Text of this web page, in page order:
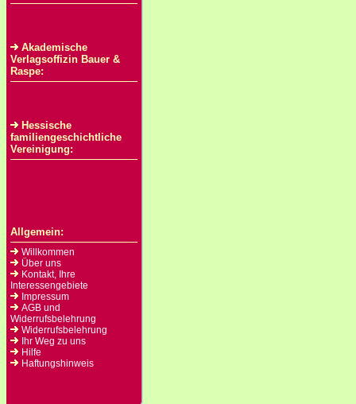
Akademische
Verlagsoffizin Bauer &
Raspe:
Hessische
familiengeschichtliche
Vereinigung:
Allgemein:
Willkommen
Über uns
Kontakt, Ihre
Interessengebiete
Impressum
AGB und
Widerrufsbelehrung
Widerrufsbelehrung
Ihr Weg zu uns
Hilfe
Haftungshinweis